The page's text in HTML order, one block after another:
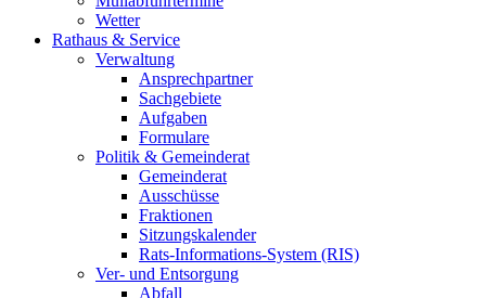
Wetter
Rathaus & Service
Verwaltung
Ansprechpartner
Sachgebiete
Aufgaben
Formulare
Politik & Gemeinderat
Gemeinderat
Ausschüsse
Fraktionen
Sitzungskalender
Rats-Informations-System (RIS)
Ver- und Entsorgung
Abfall